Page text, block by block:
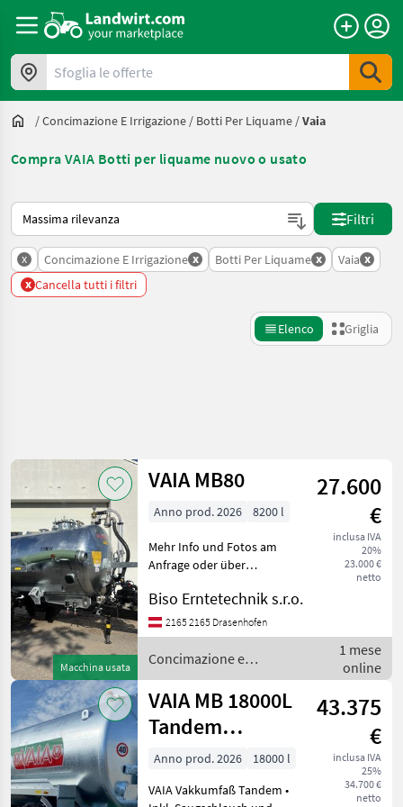
Sfoglia le offerte
/Concimazione E Irrigazione / Botti Per Liquame /Vaia
Compra VAIA Botti per liquame nuovo o usato
Ecco come viene ordinato su Landwirt.com
Filtri
x Concimazione E Irrigazione x Botti Per Liquame x Vaia x
x Cancella tutti i filtri
Elenco Griglia
Categoria 4 Paese Filtri
PERCORSO
ATTUALE
Settore
agricolo
Concimazione
E Irrigazione
Botti Per
Liquame
Vaia
SCEGLI
CATEGORIA
Reimposta
Mostra
risultati
Macchina usata
VAIA MB80
27.600
€
inclusa IVA
20%
23.000 €
netto
Anno prod. 2026 8200 l
Mehr Info und Fotos am
Anfrage oder über
pompa, : Carro-botte -
pompa Concimazione e
irrigazione Botti per
liquame
Biso Erntetechnik s.r.o.
2165 2165 Drasenhofen
Concimazione e
irrigazione / VAIA
1 mese
online
VAIA MB 18000L
Tandem
Vakkumfaß
43.375
€
inclusa IVA
25%
34.700 €
netto
Anno prod. 2026
18000 l
VAIA Vakkumfaß Tandem •